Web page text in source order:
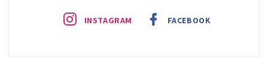
INSTAGRAM FACEBOOK